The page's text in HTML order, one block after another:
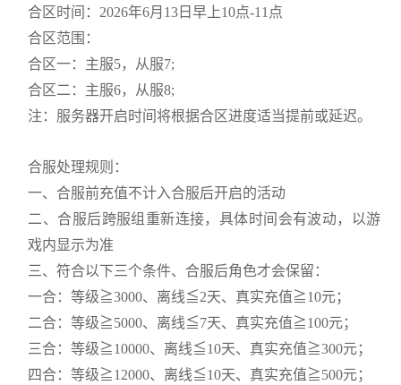
合区时间：2026年6月13日早上10点-11点
合区范围：
合区一：主服5，从服7;
合区二： 主服6， 从服8;
注：服务器开启时间将根据合区进度适当提前或延迟。
合服处理规则：
一、合服前充值不计入合服后开启的活动
二、合服后跨服组重新连接，具体时间会有波动，以游
戏内显示为准
三、符合以下三个条件、合服后角色才会保留：
一合：等级≧3000、离线≦2天、真实充值≧10元；
二合：等级≧5000、离线≦7天、真实充值≧100元；
三合：等级≧10000、离线≦10天、真实充值≧300元；
四合：等级≧12000、离线≦10天、真实充值≧500元；